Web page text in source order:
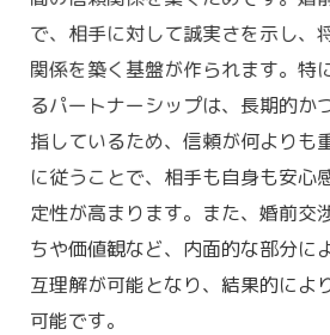
実な結婚までの道
ルール遵守が結婚相談
結婚相談所でのルールと
性
婚前交渉禁止が保証す
功率
結婚相談所のルールが
で、相手に対して誠実さを示し、
関係を築く基盤が作られます。特
るパートナーシップは、長期的か
指しているため、信頼が何よりも
に従うことで、相手も自身も安心
定性が高まります。また、婚前交
ちや価値観など、内面的な部分に
互理解が可能となり、結果的によ
可能です。